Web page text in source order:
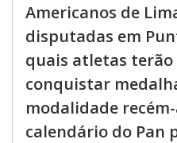
Americanos de
disputadas em
quais atletas terão
conquistar
modalidade
calendário do Pan